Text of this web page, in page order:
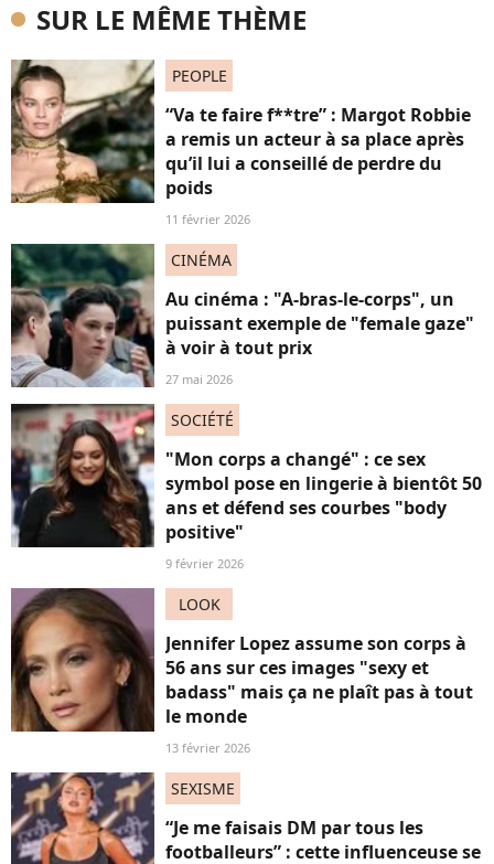
SUR LE MÊME THÈME
PEOPLE
“Va te faire f**tre” : Margot Robbie
a remis un acteur à sa place après
qu’il lui a conseillé de perdre du
poids
11 février 2026
CINÉMA
Au cinéma : "A-bras-le-corps", un
puissant exemple de "female gaze"
à voir à tout prix
27 mai 2026
SOCIÉTÉ
"Mon corps a changé" : ce sex
symbol pose en lingerie à bientôt 50
ans et défend ses courbes "body
positive"
9 février 2026
LOOK
Jennifer Lopez assume son corps à
56 ans sur ces images "sexy et
badass" mais ça ne plaît pas à tout
le monde
13 février 2026
SEXISME
“Je me faisais DM par tous les
footballeurs” : cette influenceuse se